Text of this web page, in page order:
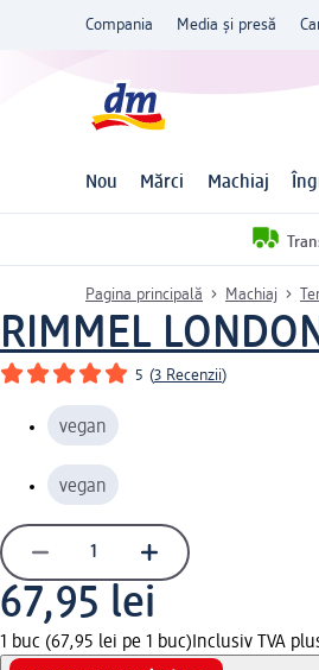
Compania Media și presă
Nou Mărci Machiaj
Pagina principală Machiaj
RIMMEL
5 (3 Recenzii)
vegan
vegan
67,95 lei
1 buc (67,95 lei pe 1 buc) Inclusiv TVA